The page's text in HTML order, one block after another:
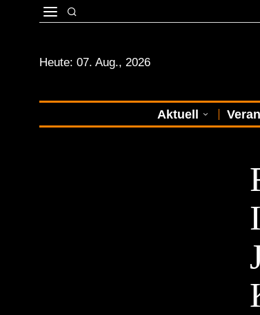
Heute: 07. Aug., 2026
Aktuell